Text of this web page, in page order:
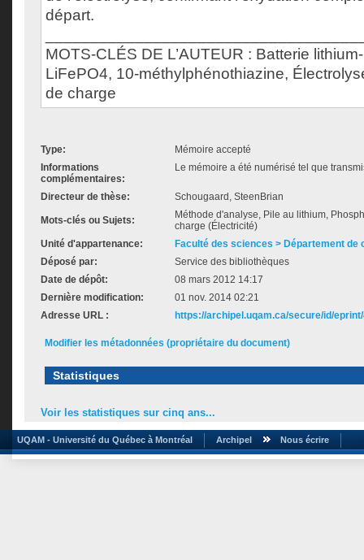
départ.
MOTS-CLÉS DE L’AUTEUR : Batterie
LiFePO4, 10-méthylphénothiazine,
de charge
Type:
Mémoire accepté
Informations
complémentaires:
Le mémoire a été numérisé tel que
Directeur de thèse: Schougaard, SteenBrian
Mots-clés ou Sujets:
Méthode d'analyse, Pile au lithium,
charge (Électricité)
Unité d'appartenance:
Faculté des sciences > Département de
Déposé par:
Service des bibliothèques
Date de dépôt:
08 mars 2012 14:17
Dernière modification:
01 nov. 2014 02:21
Adresse URL :
https://archipel.uqam.ca/secure/id/
Modifier les métadonnées (propriétaire du document)
Statistiques
Voir les statistiques sur cinq ans...
UQAM - Université du Québec à Montréal Archipel Nous écrire